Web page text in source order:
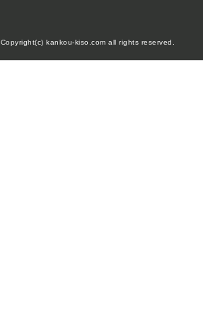
Copyright(c) kankou-kiso.com all rights reserved.